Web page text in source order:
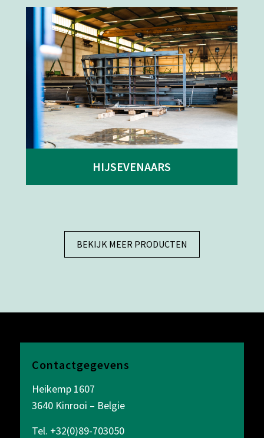
HIJSEVENAARS
BEKIJK MEER PRODUCTEN
Contactgegevens
Heikemp 1607
3640 Kinrooi – Belgie
Tel. +32(0)89-703050